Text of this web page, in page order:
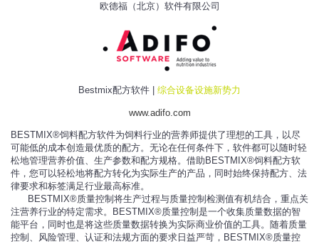
欧德福（北京）软件有限公司
Bestmix配方软件 | 综合设备设施新势力
www.adifo.com
BESTMIX®饲料配方软件为饲料行业的营养师提供了理想的工具，以尽
可能低的成本创造最优质的配方。无论在任何条件下，软件都可以随时轻
松地管理营养价值、生产参数和配方规格。借助BESTMIX®饲料配方软
件，您可以轻松地将配方转化为实际生产的产品，同时始终保持配方、法
律要求和标签满足行业最高标准。
BESTMIX®质量控制将生产过程与质量控制检测值有机结合，重点关
注营养行业的特定需求。BESTMIX®质量控制是一个收集质量数据的智
能平台，同时也是将这些质量数据转换为实际商业价值的工具。随着质量
控制、风险管理、认证和法规方面的要求日益严苛，BESTMIX®质量控